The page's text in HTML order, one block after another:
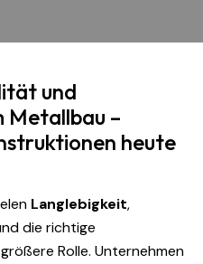
und
Metallbau –
heute
Langlebigkeit,
die richtige
Rolle. Unternehmen